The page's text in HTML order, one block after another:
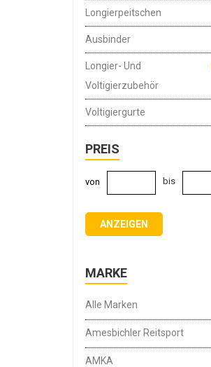
Longierpeitschen
Ausbinder
Longier- Und
Voltigierzubehör
Voltigiergurte
PREIS
von bis
ANZEIGEN
MARKE
Alle Marken
Amesbichler Reitsport
AMKA